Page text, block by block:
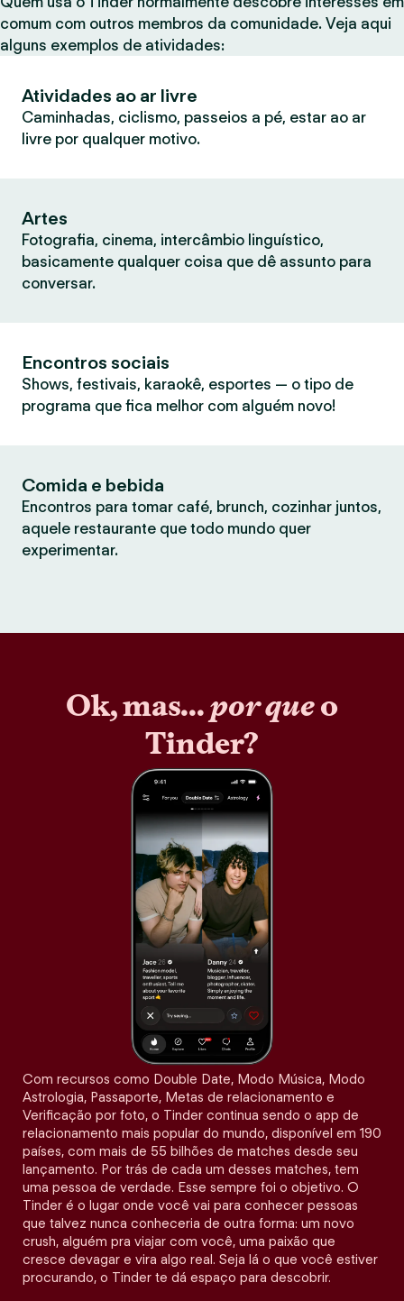
comum com outros membros da comunidade. Veja aqui
alguns exemplos de atividades:
Atividades ao ar livre
Caminhadas, ciclismo, passeios a pé, estar ao ar
livre por qualquer motivo.
Artes
Fotografia, cinema, intercâmbio linguístico,
basicamente qualquer coisa que dê assunto para
conversar.
Encontros sociais
Shows, festivais, karaokê, esportes — o tipo de
programa que fica melhor com alguém novo!
Comida e bebida
Encontros para tomar café, brunch, cozinhar juntos,
aquele restaurante que todo mundo quer
experimentar.
Ok, mas...por queo
Tinder?
Com recursos como Double Date, Modo Música, Modo
Astrologia, Passaporte, Metas de relacionamento e
Verificação por foto, o Tinder continua sendo o app de
relacionamento mais popular do mundo, disponível em 190
países, com mais de 55 bilhões de matches desde seu
lançamento. Por trás de cada um desses matches, tem
uma pessoa de verdade. Esse sempre foi o objetivo. O
Tinder é o lugar onde você vai para conhecer pessoas
que talvez nunca conheceria de outra forma: um novo
crush, alguém pra viajar com você, uma paixão que
cresce devagar e vira algo real. Seja lá o que você estiver
procurando, o Tinder te dá espaço para descobrir.